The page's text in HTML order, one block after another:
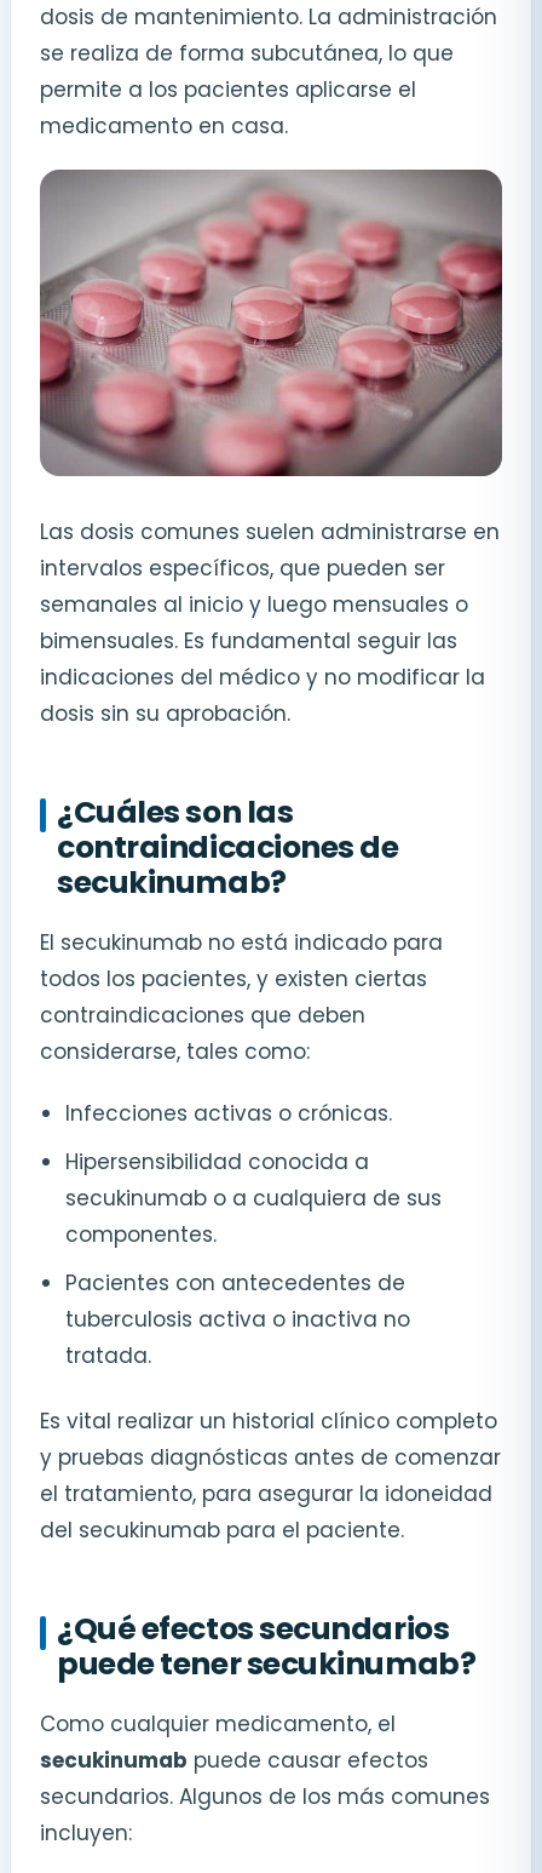
dosis de mantenimiento. La administración
se realiza de forma subcutánea, lo que
permite a los pacientes aplicarse el
medicamento en casa.
Las dosis comunes suelen administrarse en
intervalos específicos, que pueden ser
semanales al inicio y luego mensuales o
bimensuales. Es fundamental seguir las
indicaciones del médico y no modificar la
dosis sin su aprobación.
¿Cuáles son las
contraindicaciones de
secukinumab?
El secukinumab no está indicado para
todos los pacientes, y existen ciertas
contraindicaciones que deben
considerarse, tales como:
Infecciones activas o crónicas.
Hipersensibilidad conocida a
secukinumab o a cualquiera de sus
componentes.
Pacientes con antecedentes de
tuberculosis activa o inactiva no
tratada.
Es vital realizar un historial clínico completo
y pruebas diagnósticas antes de comenzar
el tratamiento, para asegurar la idoneidad
del secukinumab para el paciente.
¿Qué efectos secundarios
puede tener secukinumab?
Como cualquier medicamento, el
secukinumab puede causar efectos
secundarios. Algunos de los más comunes
incluyen: